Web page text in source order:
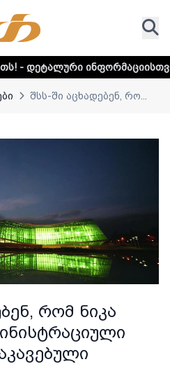
დააკლიკეთ
შსს-ში აცხადებენ, რო...
რომ ნიკა